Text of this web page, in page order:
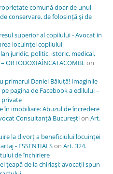
comună doar de unul
conservare, de folosinţă şi de
superior al copilului - Avocat in
locuinţei copilului
juridic, politic, istoric, medical,
on
Daniel Băluță! Imaginile
pagina de Facebook a edilului –
private
în imobiliare: Abuzul de încredere
Consultanță Bucureștion Art.
la divorț a beneficiului locuinței
- ESSENTIALSon Art. 324.
de închiriere
țeapă de la chiriași; avocații spun